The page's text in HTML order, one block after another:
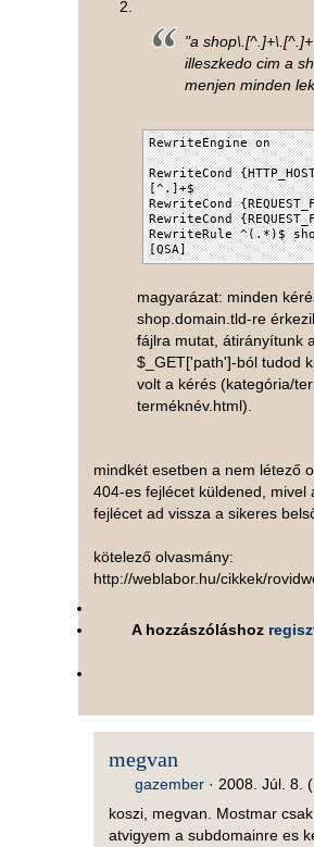
"a
illeszkedo cim a
menjen minden
RewriteEngine on
RewriteCond
[^.]+$
RewriteCond
RewriteCond
RewriteRule ^(.*)$
[QSA]
magyarázat: minden
shop.domain.tld-re
fájlra mutat, átirányítunk
$_GET['path']-ból tudod
volt a kérés (kategória/
terméknév.html).
mindkét esetben a nem létező
404-es fejlécet küldened, mivel
fejlécet ad vissza a sikeres
kötelező olvasmány:
http://weblabor.hu/cikkek/
A hozzászóláshoz
megvan
gazember · 2008. Júl. 8.
koszi, megvan. Mostmar
atvigyem a subdomainre es